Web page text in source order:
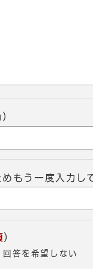
もう一度入力し
）
回答を希望しない